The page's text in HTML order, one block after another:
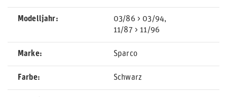
Modelljahr
03/86 > 03/94
11/87 > 11/96
Marke Sparco
Farbe Schwarz